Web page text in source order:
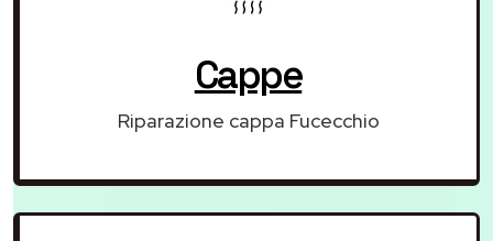
Cappe
Riparazione cappa Fucecchio